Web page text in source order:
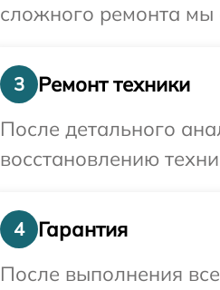
сложного ремонта мы
3
Ремонт техники
После детального
восстановлению
4
Гарантия
После выполнения